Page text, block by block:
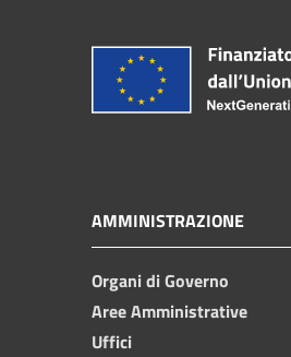
AMMINISTRAZIONE
Organi di Governo
Aree Amministrative
Uffici